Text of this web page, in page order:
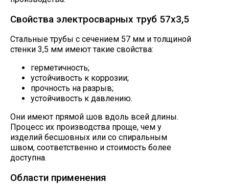
Свойства электросварных труб 57х3,5
Стальные трубы с сечением 57 мм и толщиной
стенки 3,5 мм имеют такие свойства:
герметичность;
устойчивость к коррозии;
прочность на разрыв;
устойчивость к давлению.
Они имеют прямой шов вдоль всей длины.
Процесс их производства проще, чем у
изделий бесшовных или со спиральным
швом, соответственно и стоимость более
доступна.
Области применения